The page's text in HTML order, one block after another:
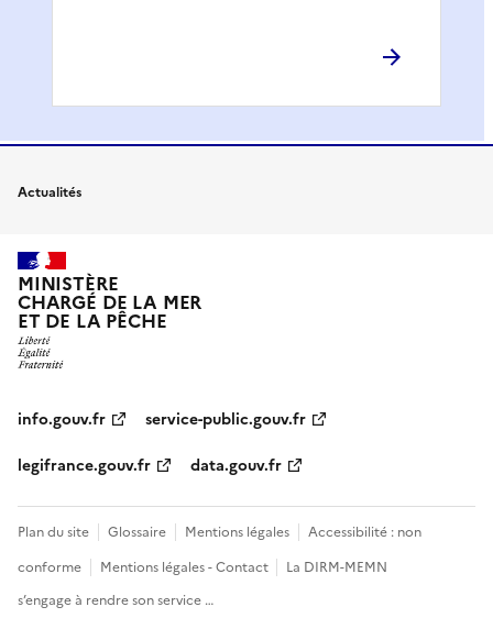
Actualités
MINISTÈRE
CHARGÉ DE LA MER
ET DE LA PÊCHE
info.gouv.fr
service-public.gouv.fr
legifrance.gouv.fr
data.gouv.fr
Plan du site Glossaire Mentions légales
Accessibilité : non
conforme
Mentions légales - Contact
La DIRM-MEMN
s’engage à rendre son service …